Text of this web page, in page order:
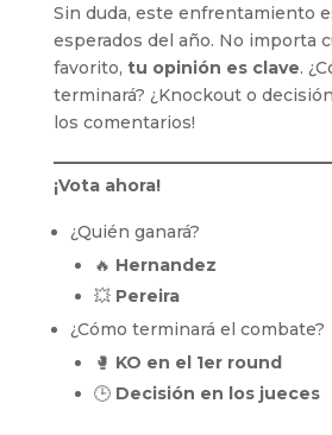
Sin duda, este enfrentamiento
esperados del año. No importa
favorito, tu opinión es clave.
terminará? ¿Knockout o
los comentarios!
¡Vota ahora!
¿Quién ganará?
🔥 Hernandez
💥 Pereira
¿Cómo terminará el combate?
🥊 KO en el 1er round
🕒 Decisión en los jueces